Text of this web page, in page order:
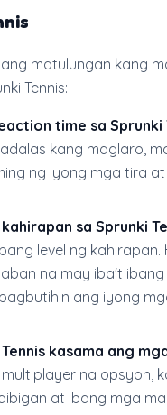
matulungan kang
Tennis:
time sa Sprunki
kang maglaro,
ng iyong mga tira
sa Sprunki
level ng
na may iba't
ang iyong
kasama ang
na opsyon,
at ibang mga